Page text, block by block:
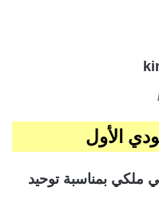
الأول
رسمي ملكي بمناسبة توحيد